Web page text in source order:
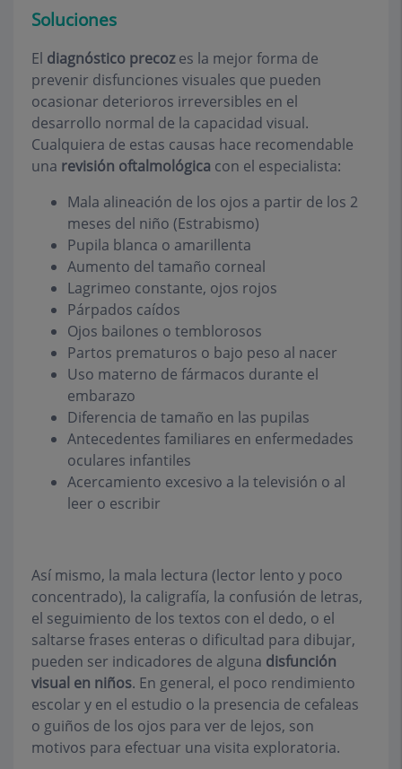
Soluciones
El diagnóstico precozes la mejor forma de
prevenir disfunciones visuales que pueden
ocasionar deterioros irreversibles en el
desarrollo normal de la capacidad visual.
Cualquiera de estas causas hace recomendable
una revisión oftalmológica con el especialista:
Mala alineación de los ojos a partir de los 2
meses del niño (Estrabismo)
Pupila blanca o amarillenta
Aumento del tamaño corneal
Lagrimeo constante, ojos rojos
Párpados caídos
Ojos bailones o temblorosos
Partos prematuros o bajo peso al nacer
Uso materno de fármacos durante el
embarazo
Diferencia de tamaño en las pupilas
Antecedentes familiares en enfermedades
oculares infantiles
Acercamiento excesivo a la televisión o al
leer o escribir
Así mismo, la mala lectura (lector lento y poco
concentrado), la caligrafía, la confusión de letras,
el seguimiento de los textos con el dedo, o el
saltarse frases enteras o dificultad para dibujar,
pueden ser indicadores de alguna disfunción
visual en niños. En general, el poco rendimiento
escolar y en el estudio o la presencia de cefaleas
o guiños de los ojos para ver de lejos, son
motivos para efectuar una visita exploratoria.